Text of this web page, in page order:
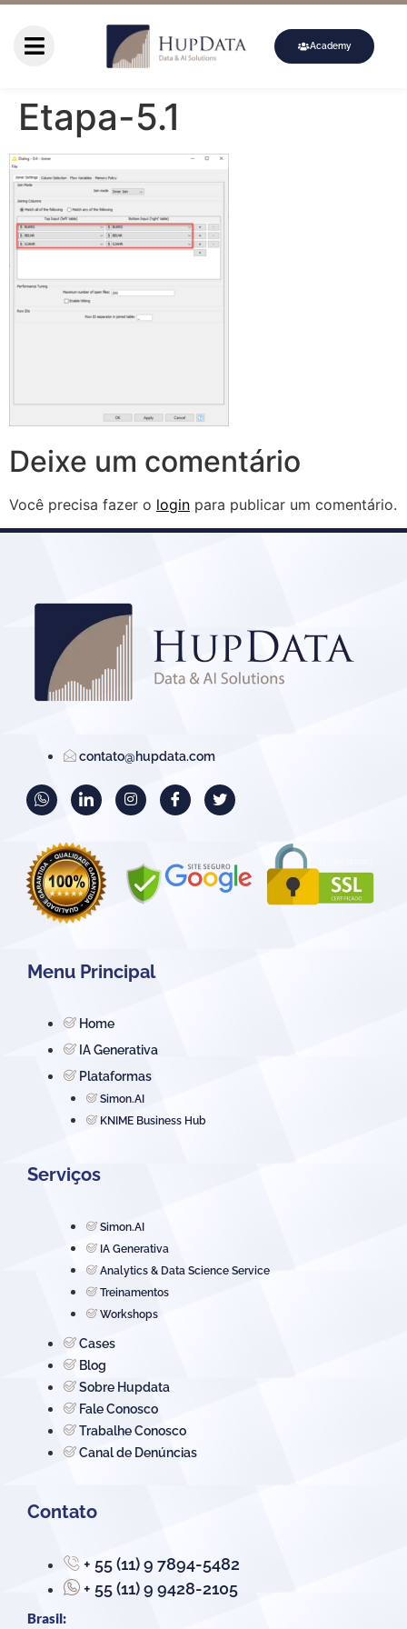
Academy
Etapa-5.1
Deixe um comentário
Você precisa fazer o login para publicar um comentário.
contato@hupdata.com
Menu Principal
Home
IA Generativa
Plataformas
Simon.AI
KNIME Business Hub
Serviços
Simon.AI
IA Generativa
Analytics & Data Science Service
Treinamentos
Workshops
Cases
Blog
Sobre Hupdata
Fale Conosco
Trabalhe Conosco
Canal de Denúncias
Contato
+ 55 (11) 9 7894-5482
+ 55 (11) 9 9428-2105
Brasil: